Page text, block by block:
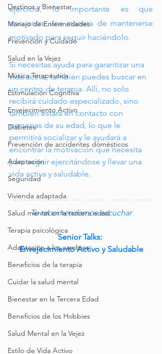
Destinos y Bienestar
Manejo de Enfermedades
Prevención y Cuidado
Salud en la Vejez
Música Terapéutica
Estimulación Cognitiva
Envejecimiento Activo
Diabetes
Prevención de accidentes domésticos
Adaptación
Seguridad
Vivienda adaptada
Salud mental en la tercera edad
Terapia psicológica
Adaptación a los cambios
Beneficios de la terapia
Cuidar la salud mental
Bienestar en la Tercera Edad
Beneficios de los Hobbies
Salud Mental en la Vejez
Estilo de Vida Activo
ejercicio, lo importante es que
encuentre una manera de mantenerse
motivado para seguir haciéndolo.
Si necesitas ayuda para garantizar una
vida activa, también puedes buscar en
un centro de terapia. Allí, no solo
recibirá cuidado especializado, sino
también estará en contacto con
personas de su edad, lo que le
permitirá socializar y le ayudará a
encontrar la motivación que necesita
para seguir ejercitándose y llevar una
vida activa y saludable.
Te recomendamos escuchar
Senior Talks:
Envejecimiento Activo y Saludable